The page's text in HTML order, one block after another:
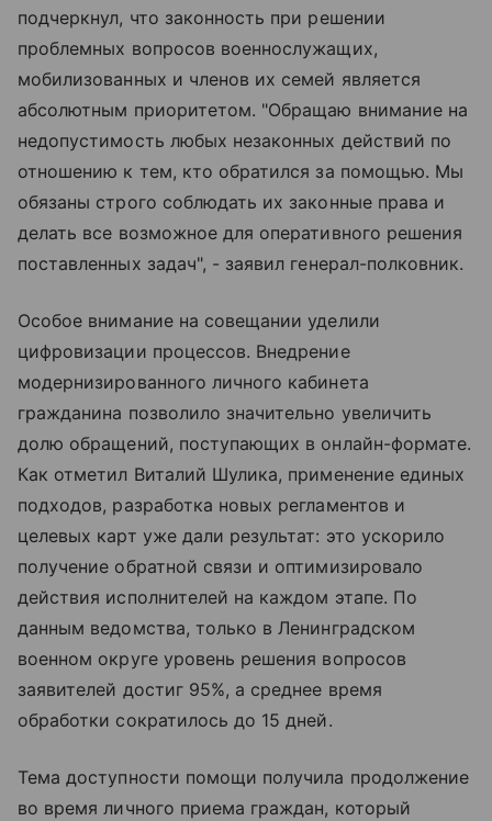
подчеркнул, что законность при решении
проблемных вопросов военнослужащих,
мобилизованных и членов их семей является
абсолютным приоритетом. "Обращаю внимание на
недопустимость любых незаконных действий по
отношению к тем, кто обратился за помощью. Мы
обязаны строго соблюдать их законные права и
делать все возможное для оперативного решения
поставленных задач", - заявил генерал-полковник.
Особое внимание на совещании уделили
цифровизации процессов. Внедрение
модернизированного личного кабинета
гражданина позволило значительно увеличить
долю обращений, поступающих в онлайн-формате.
Как отметил Виталий Шулика, применение единых
подходов, разработка новых регламентов и
целевых карт уже дали результат: это ускорило
получение обратной связи и оптимизировало
действия исполнителей на каждом этапе. По
данным ведомства, только в Ленинградском
военном округе уровень решения вопросов
заявителей достиг 95%, а среднее время
обработки сократилось до 15 дней.
Тема доступности помощи получила продолжение
во время личного приема граждан, который